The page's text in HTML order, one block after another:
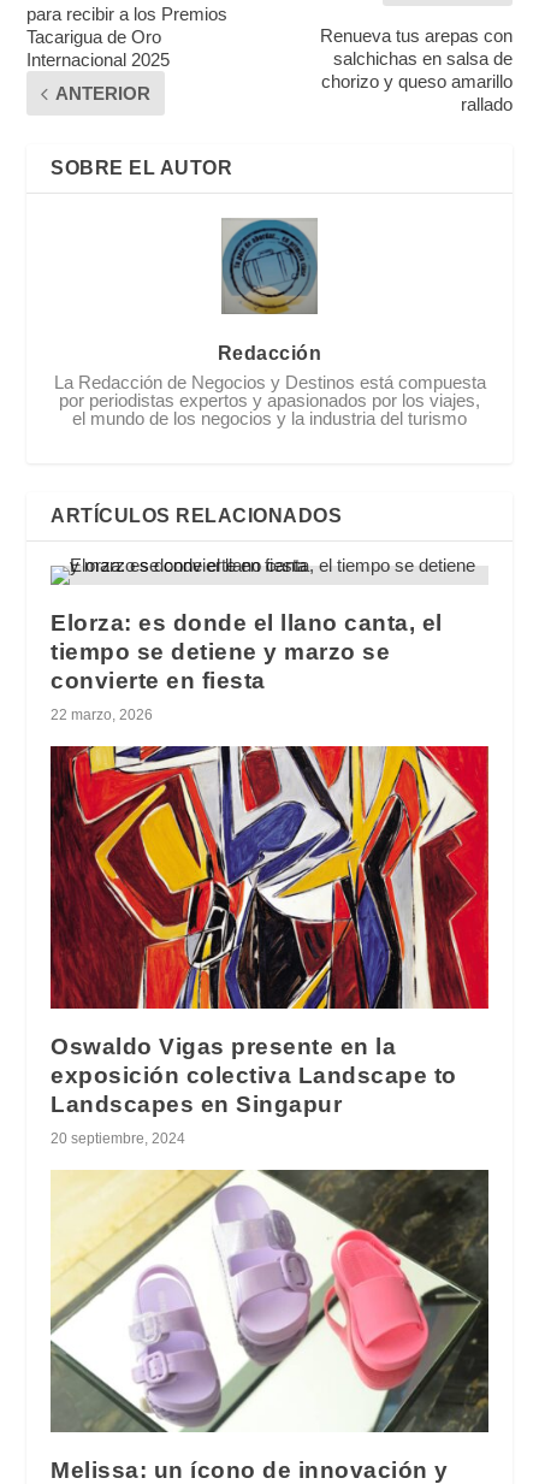
para recibir a los Premios
Tacarigua de Oro
Internacional 2025
ANTERIOR
Renueva tus arepas con
salchichas en salsa de
chorizo y queso amarillo
rallado
SOBRE EL AUTOR
Redacción
La Redacción de Negocios y Destinos está compuesta
por periodistas expertos y apasionados por los viajes,
el mundo de los negocios y la industria del turismo
ARTÍCULOS RELACIONADOS
Elorza: es donde el llano canta, el
tiempo se detiene y marzo se
convierte en fiesta
22 marzo, 2026
Oswaldo Vigas presente en la
exposición colectiva Landscape to
Landscapes en Singapur
20 septiembre, 2024
Melissa: un ícono de innovación y